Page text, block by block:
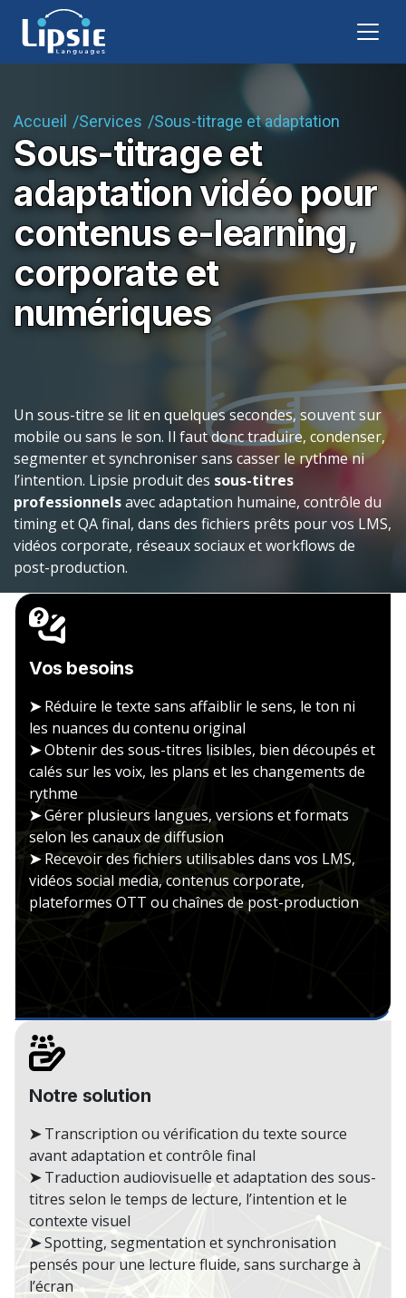
Accueil Services Sous-titrage et adaptation
Sous-titrage et
adaptation vidéo pour
contenus e-learning,
corporate et
numériques
Un sous-titre se lit en quelques secondes, souvent sur
mobile ou sans le son. Il faut donc traduire, condenser,
segmenter et synchroniser sans casser le rythme ni
l’intention. Lipsie produit des sous-titres
professionnelsavec adaptation humaine, contrôle du
timing et QA final, dans des fichiers prêts pour vos LMS,
vidéos corporate, réseaux sociaux et workflows de
post-production.
Vos besoins
➤Réduire le texte sans affaiblir le sens, le ton ni
les nuances du contenu original
➤Obtenir des sous-titres lisibles, bien découpés et
calés sur les voix, les plans et les changements de
rythme
➤Gérer plusieurs langues, versions et formats
selon les canaux de diffusion
➤Recevoir des fichiers utilisables dans vos LMS,
vidéos social media, contenus corporate,
plateformes OTT ou chaînes de post-production
Notre solution
➤Transcription ou vérification du texte source
avant adaptation et contrôle final
➤Traduction audiovisuelle et adaptation des sous-
titres selon le temps de lecture, l’intention et le
contexte visuel
➤Spotting, segmentation et synchronisation
pensés pour une lecture fluide, sans surcharge à
l’écran